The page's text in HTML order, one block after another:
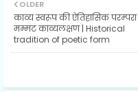
OLDER
काव्य स्वरूप की ऐतिहासिक परम्परा
मम्मट काव्यलक्षण | Historical
tradition of poetic form